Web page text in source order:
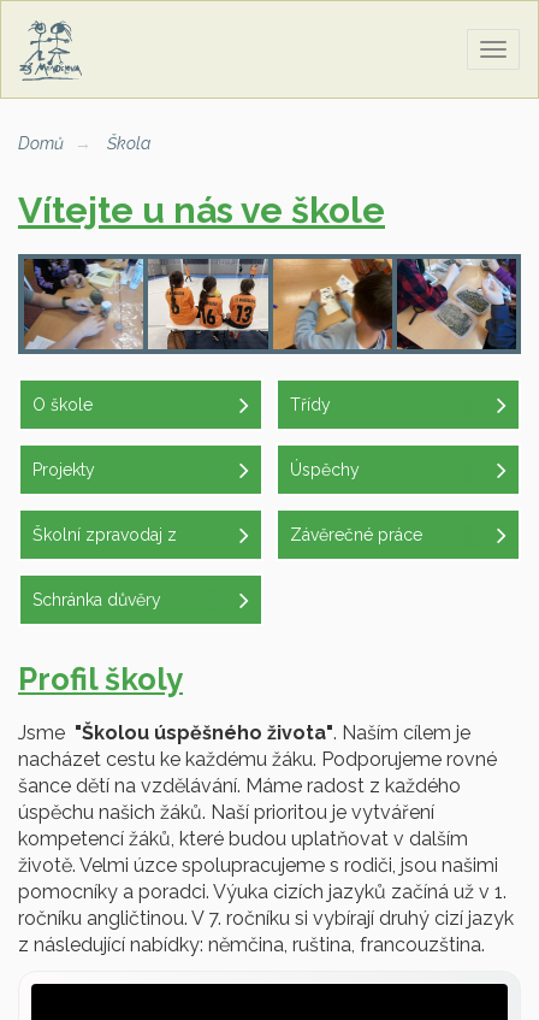
Domů Škola
Vítejte u nás ve škole
O škole Třídy
Projekty Úspěchy
Školní zpravodaj z
Mendelky
Závěrečné práce
Schránka důvěry
Profil školy
Jsme "Školou úspěšného života". Naším cílem je
nacházet cestu ke každému žáku. Podporujeme rovné
šance dětí na vzdělávání. Máme radost z každého
úspěchu našich žáků. Naší prioritou je vytváření
kompetencí žáků, které budou uplatňovat v dalším
životě. Velmi úzce spolupracujeme s rodiči, jsou našimi
pomocníky a poradci. Výuka cizích jazyků začíná už v 1.
ročníku angličtinou. V 7. ročníku si vybírají druhý cizí jazyk
z následující nabídky: němčina, ruština, francouzština.